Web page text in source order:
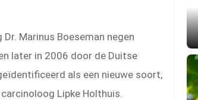
Marinus Boeseman negen
later in 2006 door de Duitse
als een nieuwe soort,
Lipke Holthuis.